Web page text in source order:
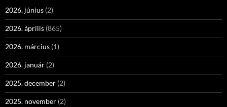
2026. június (2)
2026. április (865)
2026. március (1)
2026. január (2)
2025. december (2)
2025. november (2)